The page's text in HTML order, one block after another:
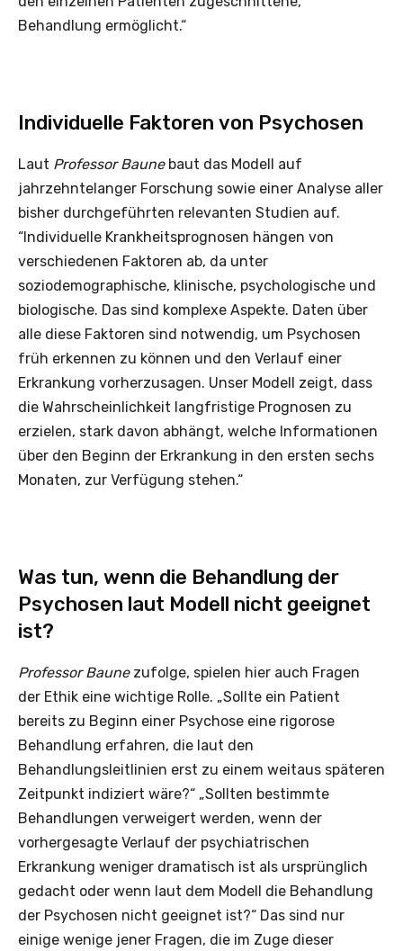
Behandlung ermöglicht.“
Individuelle Faktoren von Psychosen
Laut Professor Baunebaut das Modell auf
jahrzehntelanger Forschung sowie einer Analyse aller
bisher durchgeführten relevanten Studien auf.
“Individuelle Krankheitsprognosen hängen von
verschiedenen Faktoren ab, da unter
soziodemographische, klinische, psychologische und
biologische. Das sind komplexe Aspekte. Daten über
alle diese Faktoren sind notwendig, um Psychosen
früh erkennen zu können und den Verlauf einer
Erkrankung vorherzusagen. Unser Modell zeigt, dass
die Wahrscheinlichkeit langfristige Prognosen zu
erzielen, stark davon abhängt, welche Informationen
über den Beginn der Erkrankung in den ersten sechs
Monaten, zur Verfügung stehen.“
Was tun, wenn die Behandlung der
Psychosen laut Modell nicht geeignet
ist?
Professor Baunezufolge, spielen hier auch Fragen
der Ethik eine wichtige Rolle. „Sollte ein Patient
bereits zu Beginn einer Psychose eine rigorose
Behandlung erfahren, die laut den
Behandlungsleitlinien erst zu einem weitaus späteren
Zeitpunkt indiziert wäre?“ „Sollten bestimmte
Behandlungen verweigert werden, wenn der
vorhergesagte Verlauf der psychiatrischen
Erkrankung weniger dramatisch ist als ursprünglich
gedacht oder wenn laut dem Modell die Behandlung
der Psychosen nicht geeignet ist?“ Das sind nur
einige wenige jener Fragen, die im Zuge dieser